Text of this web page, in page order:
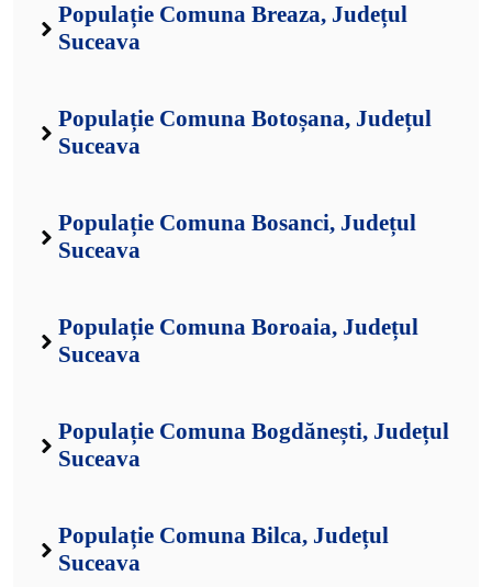
Populație Comuna Breaza, Județul
Suceava
Populație Comuna Botoșana, Județul
Suceava
Populație Comuna Bosanci, Județul
Suceava
Populație Comuna Boroaia, Județul
Suceava
Populație Comuna Bogdănești, Județul
Suceava
Populație Comuna Bilca, Județul
Suceava